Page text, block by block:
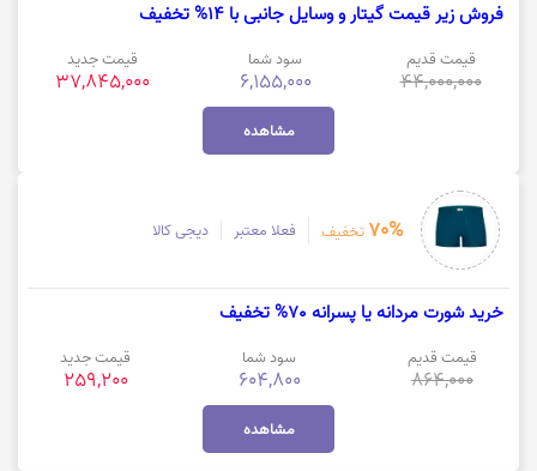
فروش زیر قیمت گیتار و وسایل جانبی با 14% تخفیف
قیمت قدیم
44,000,000
سود شما
6,155,000
قیمت جدید
37,845,000
مشاهده
70% تخفیف فعلا معتبر دیجی کالا
خرید شورت مردانه یا پسرانه 70% تخفیف
قیمت قدیم
864,000
سود شما
604,800
قیمت جدید
259,200
مشاهده